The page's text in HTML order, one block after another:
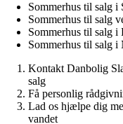
Sommerhus til salg i
Sommerhus til salg
Sommerhus til salg i
Sommerhus til salg i
Kontakt Danbolig
salg
Få personlig
Lad os hjælpe dig
vandet